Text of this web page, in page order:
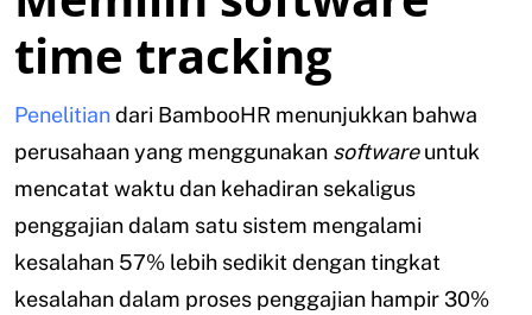
time tracking
Penelitiandari BambooHR menunjukkan bahwa
perusahaan yang menggunakan softwareuntuk
mencatat waktu dan kehadiran sekaligus
penggajian dalam satu sistem mengalami
kesalahan 57% lebih sedikit dengan tingkat
kesalahan dalam proses penggajian hampir 30%